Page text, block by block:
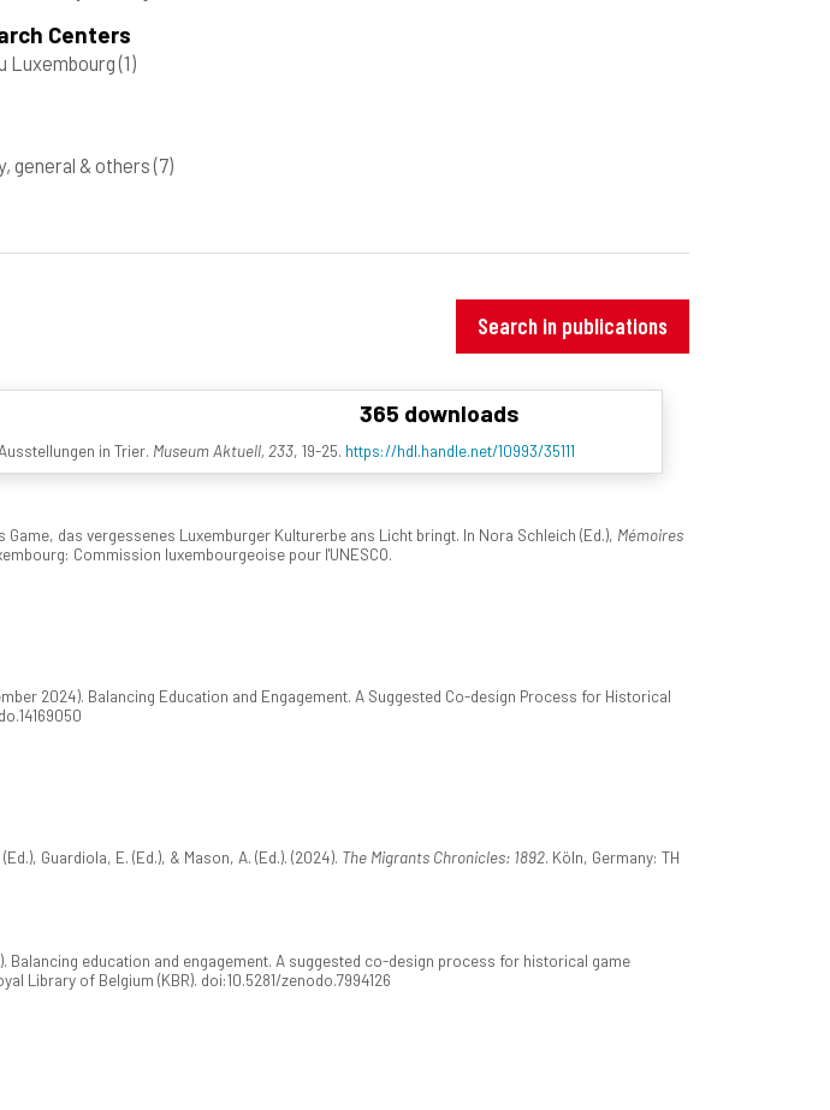
Centers
Luxembourg(1)
general & others(7)
Search in publications
365 downloads
in Trier. Museum Aktuell, 233, 19-25. https://hdl.handle.net/10993/35111
Game, das vergessenes Luxemburger Kulturerbe ans Licht bringt. In Nora Schleich (Ed.), Mémoires
Commission luxembourgeoise pour l'UNESCO.
2024). Balancing Education and Engagement. A Suggested Co-design Process for Historical
Guardiola, E. (Ed.), & Mason, A. (Ed.). (2024). The Migrants Chronicles: 1892. Köln, Germany: TH
Balancing education and engagement. A suggested co-design process for historical game
Library of Belgium (KBR). doi:10.5281/zenodo.7994126